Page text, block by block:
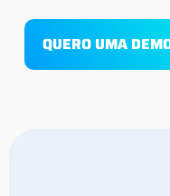
QUERO UMA